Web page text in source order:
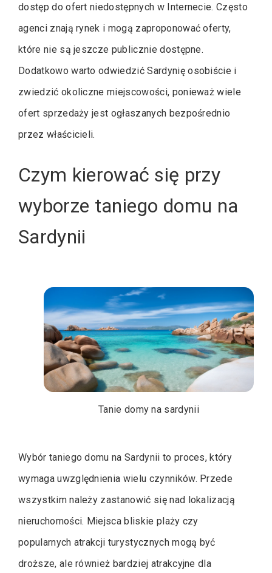
dostęp do ofert niedostępnych w Internecie. Często
agenci znają rynek i mogą zaproponować oferty,
które nie są jeszcze publicznie dostępne.
Dodatkowo warto odwiedzić Sardynię osobiście i
zwiedzić okoliczne miejscowości, ponieważ wiele
ofert sprzedaży jest ogłaszanych bezpośrednio
przez właścicieli.
Czym kierować się przy
wyborze taniego domu na
Sardynii
Tanie domy na sardynii
Wybór taniego domu na Sardynii to proces, który
wymaga uwzględnienia wielu czynników. Przede
wszystkim należy zastanowić się nad lokalizacją
nieruchomości. Miejsca bliskie plaży czy
popularnych atrakcji turystycznych mogą być
droższe, ale również bardziej atrakcyjne dla